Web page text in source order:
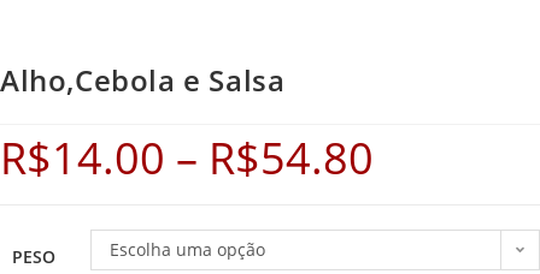
Alho,Cebola e Salsa
R$14.00 – R$54.80
PESO Escolha uma opção